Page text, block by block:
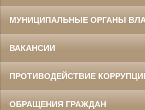
МУНИЦИПАЛЬНЫЕ ОРГАНЫ
ВАКАНСИИ
ПРОТИВОДЕЙСТВИЕ
ОБРАЩЕНИЯ ГРАЖДАН